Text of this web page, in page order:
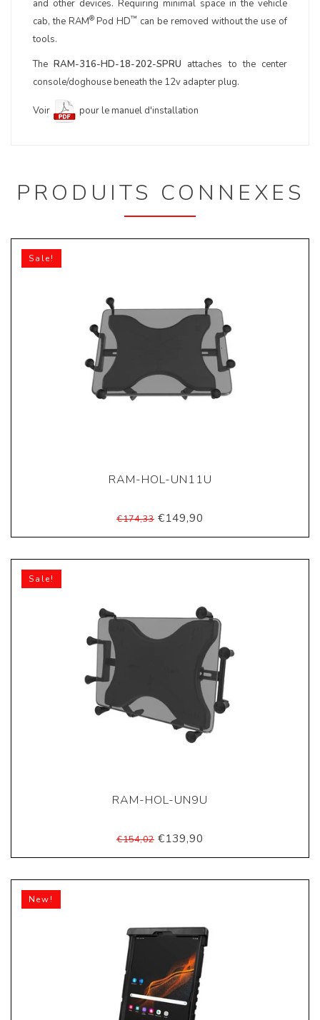
and other devices. Requiring minimal space in the vehicle
cab, the RAM®Pod HD™ can be removed without the use of
tools.
TheRAM-316-HD-18-202-SPRU attaches to the center
console/doghouse beneath the 12v adapter plug.
Voir pour le manuel d'installation
PRODUITS CONNEXES
Sale!
RAM-HOL-UN11U
€174,33 €149,90
Sale!
RAM-HOL-UN9U
€154,02 €139,90
New!